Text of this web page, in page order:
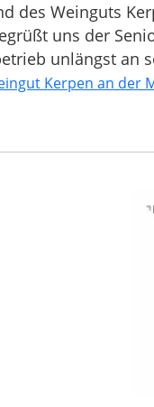
des Weinguts
uns der
unlängst an
Kerpen an der